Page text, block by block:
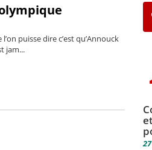
puisse dire c’est qu’Annouck
jam...